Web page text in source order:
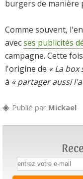
burgers de manière
Comme souvent,
avecses publicités
campagne. Cette
l'origine de « La box
à « partager aussi
Publié par Mickael